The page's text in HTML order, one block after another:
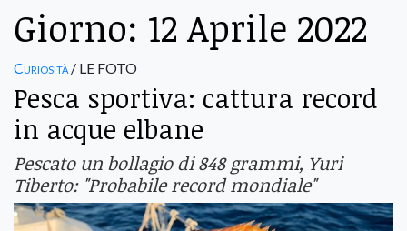
Giorno: 12 Aprile 2022
Curiosità / LE FOTO
Pesca sportiva: cattura record
in acque elbane
Pescato un bollagio di 848 grammi, Yuri
Tiberto: "Probabile record mondiale"